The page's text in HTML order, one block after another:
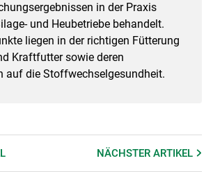
in der Praxis
und Heubetriebe behandelt.
liegen in der richtigen Fütterung
Kraftfutter sowie deren
auf die Stoffwechselgesundheit.
NÄCHSTERARTIKEL